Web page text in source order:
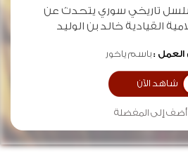
تاريخي سوري يتحدث عن
القيادية خالد بن الوليد
العمل :باسم ياخور
شاهد الآن
أضف إلى المفضلة